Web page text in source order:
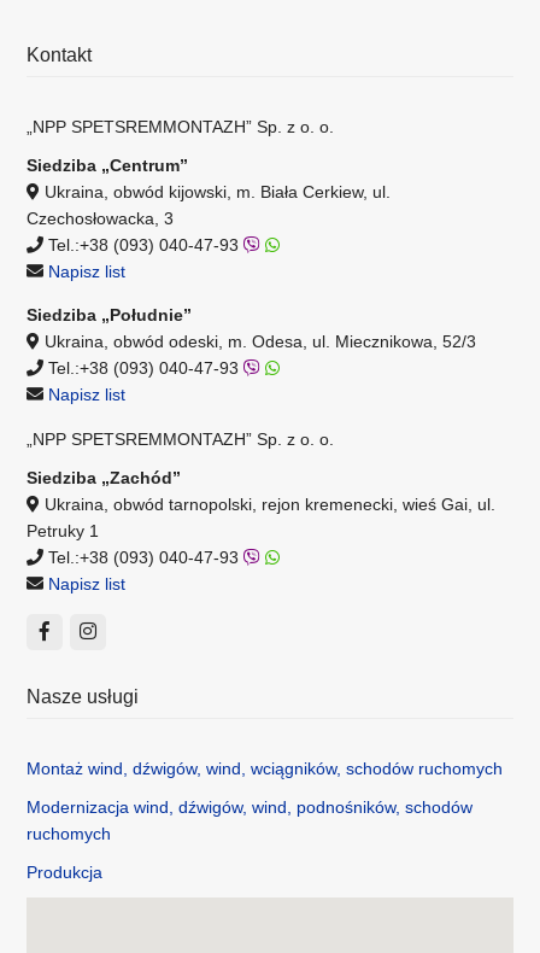
Kontakt
„NPP SPETSREMMONTAZH” Sp. z o. o.
Siedziba „Centrum”
Ukraina, obwód kijowski, m. Biała Cerkiew, ul.
Czechosłowacka, 3
Tel.:+38 (093) 040-47-93
Napisz list
Siedziba „Południe”
Ukraina, obwód odeski, m. Odesa, ul. Miecznikowa, 52/3
Tel.:+38 (093) 040-47-93
Napisz list
„NPP SPETSREMMONTAZH” Sp. z o. o.
Siedziba „Zachód”
Ukraina, obwód tarnopolski, rejon kremenecki, wieś Gai, ul.
Petruky 1
Tel.:+38 (093) 040-47-93
Napisz list
Nasze usługi
Montaż wind, dźwigów, wind, wciągników, schodów ruchomych
Modernizacja wind, dźwigów, wind, podnośników, schodów
ruchomych
Produkcja